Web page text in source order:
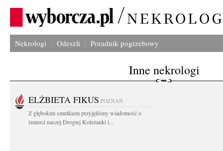
Nekrologi Odeszli Poradnik pogrzebowy
Inne nekrologi
ELŻBIETA FIKUS POZNAŃ
Z głębokim smutkiem przyjęliśmy wiadomość o
śmierci naszej Drogiej Koleżanki i...